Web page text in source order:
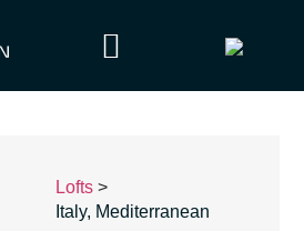
Lofts >
Italy, Mediterranean